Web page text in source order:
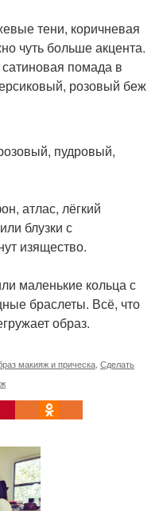
тени, коричневая
чуть больше акцента.
помада в
розовый беж
пудровый,
атлас, лёгкий
блузки с
изящество.
маленькие кольца с
браслеты. Всё, что
образ.
макияж и прическа Сделать